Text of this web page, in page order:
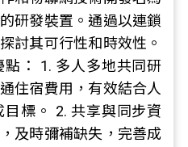
研發裝置。通過以連鎖
討其可行性和時效性。
： 1. 多人多地共同研
住宿費用，有效結合人
標。 2. 共享與同步資
及時彌補缺失，完善成